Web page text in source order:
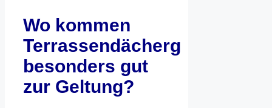
Wo kommen
Terrassendächerg
besonders gut
zur Geltung?